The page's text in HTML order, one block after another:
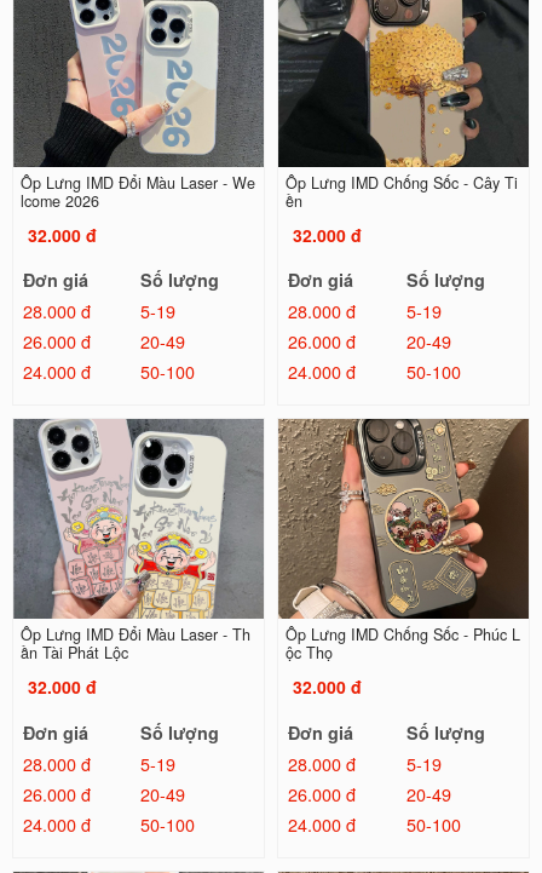
Ốp Lưng IMD Đổi Màu Laser - We
lcome 2026
32.000 đ
Đơn giá
Số lượng
28.000 đ
5-19
26.000 đ
20-49
24.000 đ
50-100
Ốp Lưng IMD Chống Sốc - Cây Ti
ền
32.000 đ
Đơn giá
Số lượng
28.000 đ
5-19
26.000 đ
20-49
24.000 đ
50-100
Ốp Lưng IMD Đổi Màu Laser - Th
ần Tài Phát Lộc
32.000 đ
Đơn giá
Số lượng
28.000 đ
5-19
26.000 đ
20-49
24.000 đ
50-100
Ốp Lưng IMD Chống Sốc - Phúc L
ộc Thọ
32.000 đ
Đơn giá
Số lượng
28.000 đ
5-19
26.000 đ
20-49
24.000 đ
50-100